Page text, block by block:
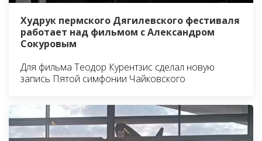
Худрук пермского Дягилевского фестиваля
работает над фильмом с Александром
Сокуровым
Для фильма Теодор Курентзис сделал новую
запись Пятой симфонии Чайковского